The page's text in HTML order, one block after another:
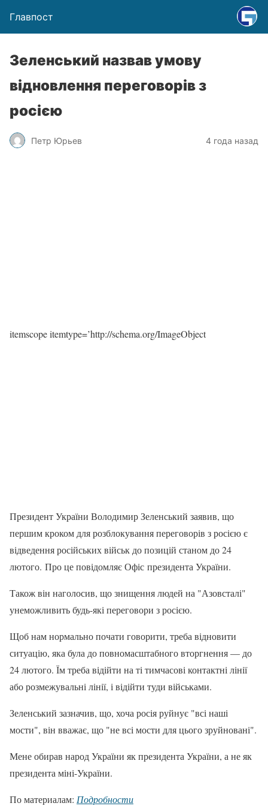
Главпост
Зеленський назвав умову
відновлення переговорів з
росією
Петр Юрьев 4 года назад
itemscope itemtype=’http://schema.org/ImageObject
Президент України Володимир Зеленський заявив, що
першим кроком для розблокування переговорів з росією є
відведення російських військ до позицій станом до 24
лютого. Про це повідомляє Офіс президента України.
Також він наголосив, що знищення людей на "Азовсталі"
унеможливить будь-які переговори з росією.
Щоб нам нормально почати говорити, треба відновити
ситуацію, яка була до повномасштабного вторгнення — до
24 лютого. Їм треба відійти на ті тимчасові контактні лінії
або розмежувальні лінії, і відійти туди військами.
Зеленський зазначив, що, хоча росія руйнує "всі наші
мости", він вважає, що "не всі мости для цього зруйновані".
Мене обирав народ України як президента України, а не як
президента міні-України.
По материалам: Подробности